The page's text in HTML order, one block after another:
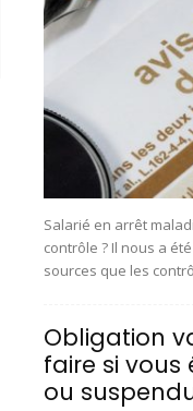
Salarié en arrêt
contrôle ? Il nous a
sources que les
Obligation
faire si vous
ou